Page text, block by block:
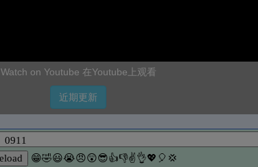
Watch on Youtube 在Youtube上观看
近期更新